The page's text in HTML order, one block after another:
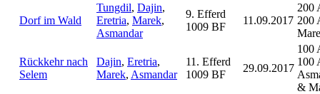
Dorf im Wald
Tungdil, Dajin,
Eretria, Marek,
Asmandar
9. Efferd
1009 BF
11.09.2017
200
200
Rückkehr nach
Selem
Dajin, Eretria,
Marek, Asmandar
11. Efferd
1009 BF
29.09.2017
100
100
&